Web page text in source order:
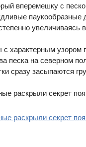
вперемешку с
увеличиваясь
с характерным
песка на северном
сразу засыпаются